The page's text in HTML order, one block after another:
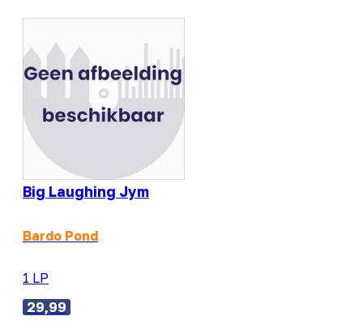
Big Laughing Jym
Bardo Pond
1 LP
29,99